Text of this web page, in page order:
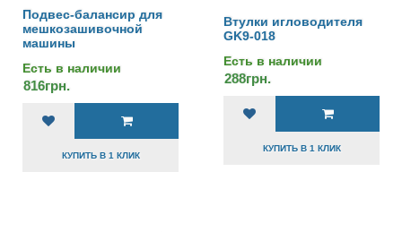
Подвес-балансир для
мешкозашивочной
машины
Есть в наличии
816грн.
КУПИТЬ В 1 КЛИК
Втулки игловодителя
GK9-018
Есть в наличии
288грн.
КУПИТЬ В 1 КЛИК